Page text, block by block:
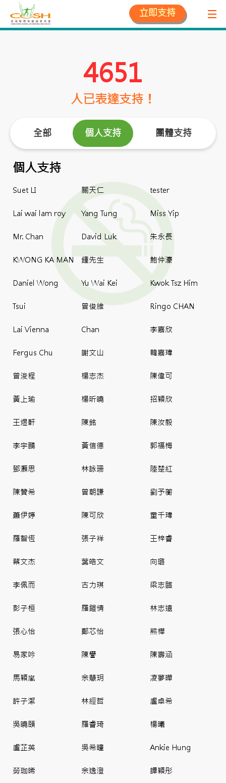
立即支持
4651
人已表達支持！
全部 個人支持 團體支持
個人支持
Suet LI 關天仁 tester
Lai wai lam roy Yang Tung Miss Yip
Mr. Chan David Luk 朱永長
KWONG KA MAN 鍾先生 鮑仲濠
Daniel Wong Yu Wai Kei Kwok Tsz Him
Tsui 曾俊維 Ringo CHAN
Lai Vienna Chan 李嘉欣
Fergus Chu 謝文山 韓嘉瑋
曾浚程 楊志杰 陳偉可
黃上瑜 楊昕曉 招穎欣
王煜軒 陳銘 陳汝毅
李宇鵬 黃信德 郭福梅
鄧灝思 林詠珊 陸楚紅
陳贊希 曾朝謙 劉予蘅
蕭伊婷 陳可欣 童千瑋
羅智恆 張子祥 王梓睿
蔡文杰 葉皓文 向璐
李佩而 古力琪 梁志臨
彭子桓 羅鎧情 林志遠
張心怡 鄭芯怡 熊樺
易家吟 陳譽 陳壽涵
馬穎嵐 余慧玥 凌夢曄
許子潔 林經哲 盧卓希
吳曉頤 羅睿琦 楊曦
盧芷英 吳希瞳 Ankie Hung
勞珈晞 余逸澄 譚穎彤